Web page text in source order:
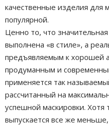
качественные изделия для
популярной.
Ценно то, что
выполнена «в стиле», а
предъявляемым к хорошей
продуманным и
применяется так
рассчитанный на
успешной маскировки.
выпускается все же